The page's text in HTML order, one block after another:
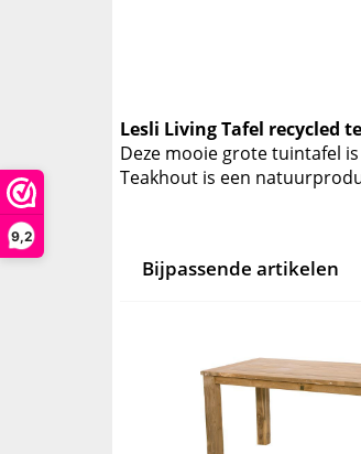
9,2
Lesli Living Tafel recycled
Deze mooie grote tuintafel
Teakhout is een
Bijpassende artikelen